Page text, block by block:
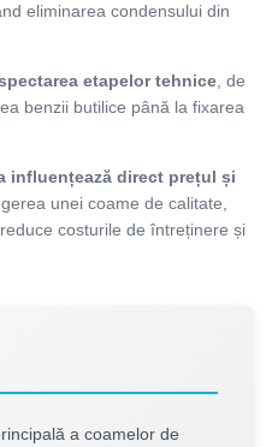
eliminarea condensului din
etapelor tehnice , de
benzii butilice până la fixarea
influențează direct prețul și
unei coame de calitate,
costurile de întreținere și
a coamelor de